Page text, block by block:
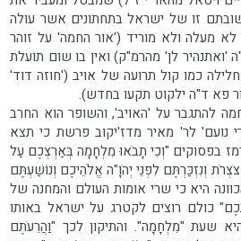
זו של ישראל בתחתונים אשר עולה
לא מעלה ולא מוריד ('אור החמה' על זוהר
לן' מהרמ"ק) ואין בו שום תועלת
כמו קול תרועה של אויב ('חוזה דוד'
פא ד"ה ילקוט תקעו בחדש).
להתגבר על 'האויב', והשופר הוא החרב
נועם' לר' מאיר מדז'יקוב פרשת כי תצא
בפסוקים "וְכִי תָבֹאוּ מִלְחָמָה בְּאַרְצְכֶם עַל
וְנִזְכַּרְתֶּם לִפְנֵי יְהֹוָ"ה אֱלֹהֵיכֶם וְנוֹשַׁעְתֶּם
היא כי שרי אומות העולם והמחנה של
כולם רוצים לקטרג על ישראל באותו
שעת "מִלְחָמָה". והתיקון לכך "וַהֲרֵעֹתֶם